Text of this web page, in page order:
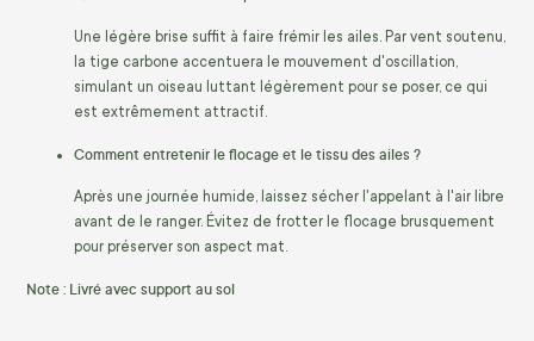
Une légère brise suffit à faire frémir les ailes. Par vent soutenu,
la tige carbone accentuera le mouvement d'oscillation,
simulant un oiseau luttant légèrement pour se poser, ce qui
est extrêmement attractif.
Comment entretenir le flocage et le tissu des ailes ?
Après une journée humide, laissez sécher l'appelant à l'air libre
avant de le ranger. Évitez de frotter le flocage brusquement
pour préserver son aspect mat.
Note : Livré avec support au sol